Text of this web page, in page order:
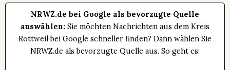
NRWZ.de bei Google als bevorzugte Quelle
auswählen: Sie möchten Nachrichten aus dem Kreis
Rottweil bei Google schneller finden? Dann wählen Sie
NRWZ.de als bevorzugte Quelle aus. So geht es: